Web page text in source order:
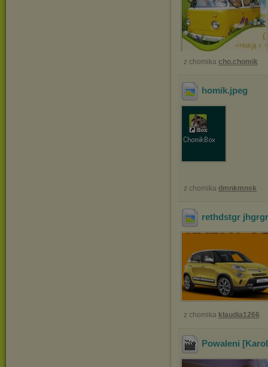
z chomika cho.chomik
homik.jpeg
z chomika dmnkmnsk
rethdstgr
z chomika klaudia1266
Powaleni